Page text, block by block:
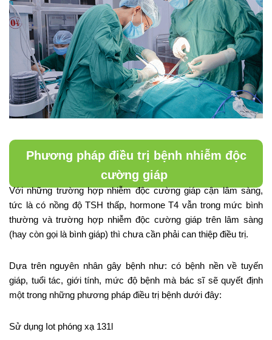
Phương pháp điều trị bệnh nhiễm độc
cường giáp
Với những trường hợp nhiễm độc cường giáp cận lâm sàng,
tức là có nồng độ TSH thấp, hormone T4 vẫn trong mức bình
thường và trường hợp nhiễm độc cường giáp trên lâm sàng
(hay còn gọi là bình giáp) thì chưa cần phải can thiệp điều trị.
Dựa trên nguyên nhân gây bệnh như: có bệnh nền về tuyến
giáp, tuổi tác, giới tính, mức độ bệnh mà bác sĩ sẽ quyết định
một trong những phương pháp điều trị bệnh dưới đây:
Sử dụng Iot phóng xạ 131l